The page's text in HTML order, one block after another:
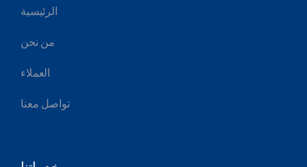
الرئيسية
من نحن
العملاء
تواصل معنا